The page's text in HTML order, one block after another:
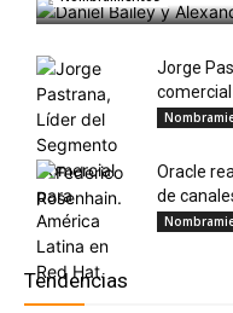
Jorge
comercial
Oracle
de
Tendencias